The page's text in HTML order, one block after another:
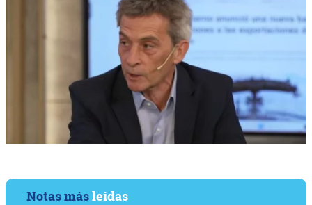
Notas másleídas